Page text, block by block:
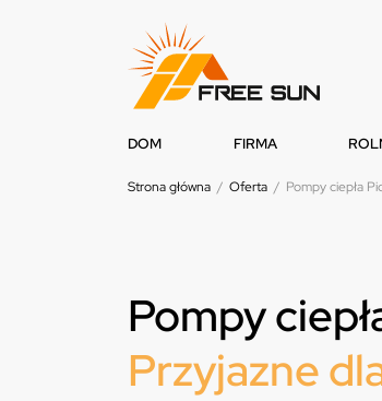
DOM FIRMA
Strona główna / Oferta / Pompy ciepła
Pompy
Przyjazne